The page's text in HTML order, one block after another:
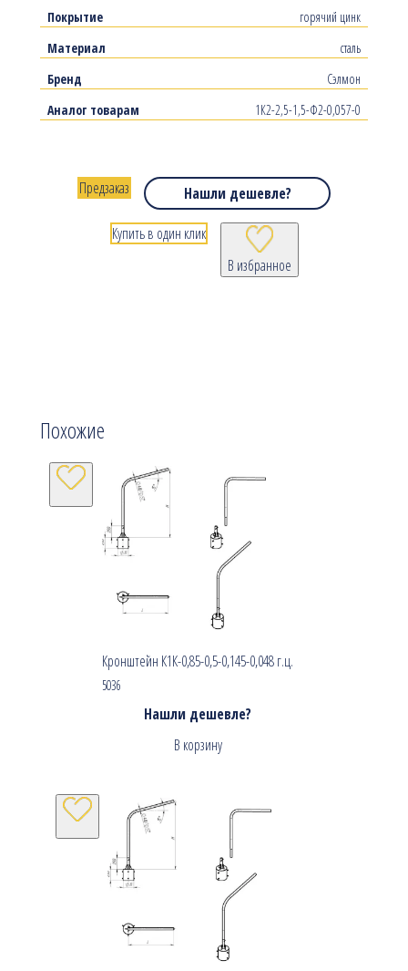
Покрытие
горячий цинк
Материал
сталь
Бренд
Сэлмон
Аналог товарам
1К2-2,5-1,5-Ф2-0,057-0
Нашли дешевле?
В избранное
Предзаказ
Купить в один клик
Похожие
Кронштейн К1К-0,85-0,5-0,145-0,048 г.ц.
5036
Нашли дешевле?
В корзину